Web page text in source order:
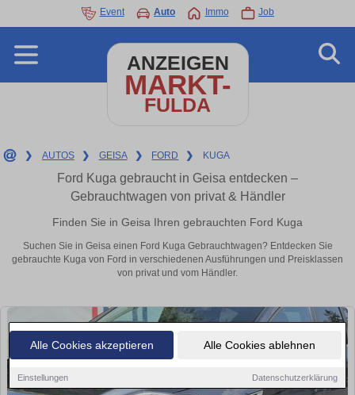
Alle Cookies akzeptieren Alle Cookies ablehnen
Einstellungen Datenschutzerklärung
Event Auto Immo Job
ANZEIGEN
MARKT-
FULDA
❯ AUTOS ❯ GEISA ❯ FORD ❯ KUGA
Ford Kuga gebraucht in Geisa entdecken –
Gebrauchtwagen von privat & Händler
Finden Sie in Geisa Ihren gebrauchten Ford Kuga
Suchen Sie in Geisa einen Ford Kuga Gebrauchtwagen? Entdecken Sie
gebrauchte Kuga von Ford in verschiedenen Ausführungen und Preisklassen
von privat und vom Händler.